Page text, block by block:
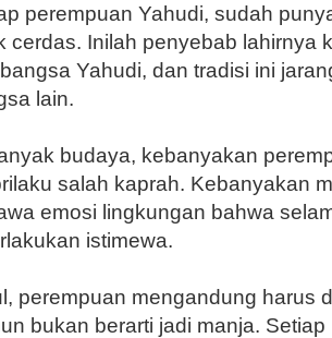
perempuan Yahudi, sudah
cerdas. Inilah penyebab lahirnya
Yahudi, dan tradisi ini
lain.
budaya, kebanyakan
salah kaprah. Kebanyakan
emosi lingkungan bahwa
istimewa.
perempuan mengandung harus
bukan berarti jadi manja.